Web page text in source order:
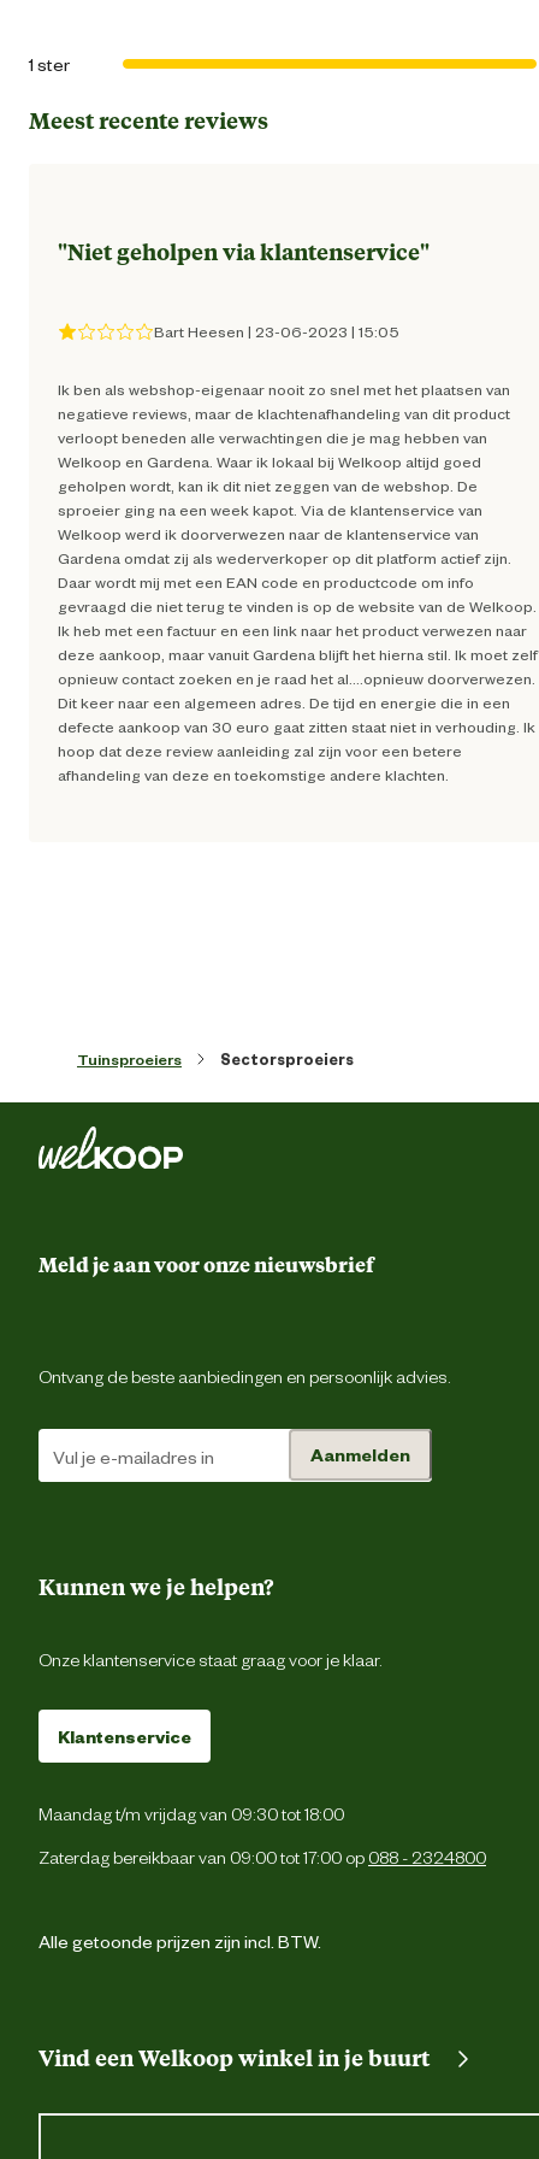
1 ster
Meest recente reviews
"Niet geholpen via klantenservice"
Bart Heesen | 23-06-2023 | 15:05
Ik ben als webshop-eigenaar nooit zo snel met het plaatsen van
negatieve reviews, maar de klachtenafhandeling van dit product
verloopt beneden alle verwachtingen die je mag hebben van
Welkoop en Gardena. Waar ik lokaal bij Welkoop altijd goed
geholpen wordt, kan ik dit niet zeggen van de webshop. De
sproeier ging na een week kapot. Via de klantenservice van
Welkoop werd ik doorverwezen naar de klantenservice van
Gardena omdat zij als wederverkoper op dit platform actief zijn.
Daar wordt mij met een EAN code en productcode om info
gevraagd die niet terug te vinden is op de website van de Welkoop.
Ik heb met een factuur en een link naar het product verwezen naar
deze aankoop, maar vanuit Gardena blijft het hierna stil. Ik moet zelf
opnieuw contact zoeken en je raad het al....opnieuw doorverwezen.
Dit keer naar een algemeen adres. De tijd en energie die in een
defecte aankoop van 30 euro gaat zitten staat niet in verhouding. Ik
hoop dat deze review aanleiding zal zijn voor een betere
afhandeling van deze en toekomstige andere klachten.
Tuinsproeiers Sectorsproeiers
Meld je aan voor onze nieuwsbrief
Ontvang de beste aanbiedingen en persoonlijk advies.
Aanmelden
Kunnen we je helpen?
Onze klantenservice staat graag voor je klaar.
Klantenservice
Maandag t/m vrijdag van 09:30 tot 18:00
Zaterdag bereikbaar van 09:00 tot 17:00 op 088 - 2324800
Alle getoonde prijzen zijn incl. BTW.
Vind een Welkoop winkel in je buurt